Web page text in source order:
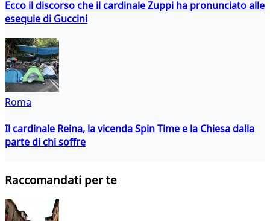
Ecco il discorso che il cardinale Zuppi ha pronunciato alle
esequie di Guccini
Roma
Il cardinale Reina, la vicenda Spin Time e la Chiesa dalla
parte di chi soffre
Raccomandati per te